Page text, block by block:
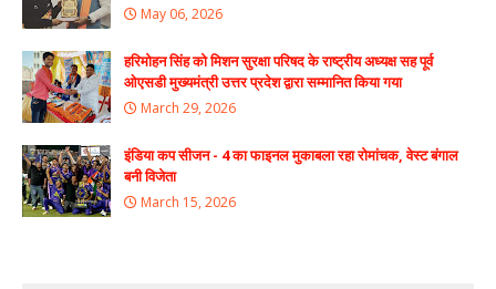
May 06, 2026
हरिमोहन सिंह को मिशन सुरक्षा परिषद के राष्ट्रीय अध्यक्ष सह पूर्व
ओएसडी मुख्यमंत्री उत्तर प्रदेश द्वारा सम्मानित किया गया
March 29, 2026
इंडिया कप सीजन - 4 का फाइनल मुकाबला रहा रोमांचक, वेस्ट बंगाल
बनी विजेता
March 15, 2026